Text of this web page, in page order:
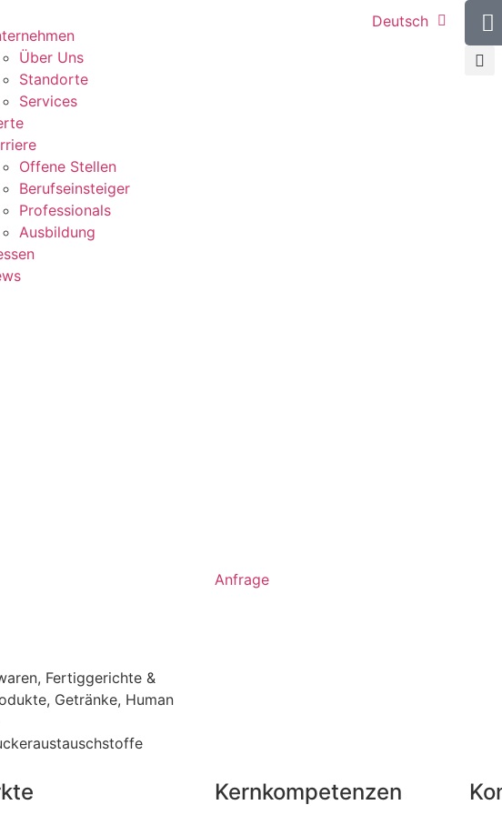
Über Uns
Standorte
Services
Offene Stellen
Berufseinsteiger
Professionals
Ausbildung
Deutsch
, Fertiggerichte &
, Getränke, Human
Anfrage
Kernkompetenzen